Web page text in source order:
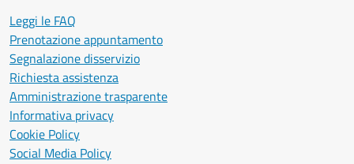
Leggi le FAQ
Prenotazione appuntamento
Segnalazione disservizio
Richiesta assistenza
Amministrazione trasparente
Informativa privacy
Cookie Policy
Social Media Policy